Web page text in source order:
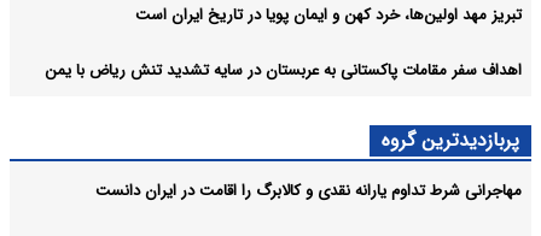
تبریز مهد اولین‌ها، خرد کهن و ایمان پویا در تاریخ ایران است
اهداف سفر مقامات پاکستانی به عربستان در سایه تشدید تنش ریاض با یمن
پربازدیدترین گروه
مهاجرانی شرط تداوم یارانه نقدی و کالابرگ را اقامت در ایران دانست